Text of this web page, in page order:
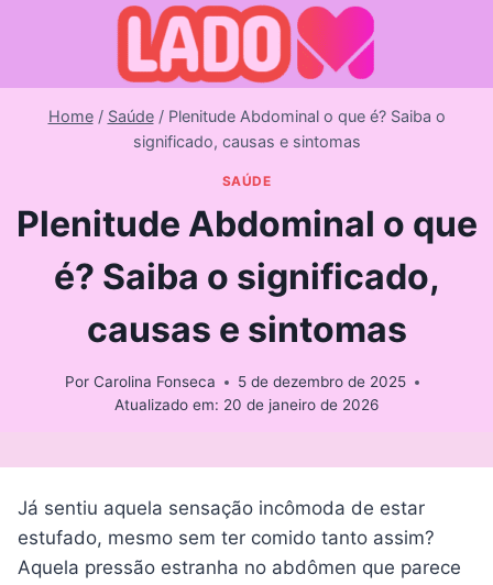
Home / Saúde / Plenitude Abdominal o que é? Saiba o
significado, causas e sintomas
SAÚDE
Plenitude Abdominal o que
é? Saiba o significado,
causas e sintomas
Por Carolina Fonseca
5 de dezembro de 2025
Atualizado em: 20 de janeiro de 2026
Já sentiu aquela sensação incômoda de estar
estufado, mesmo sem ter comido tanto assim?
Aquela pressão estranha no abdômen que parece